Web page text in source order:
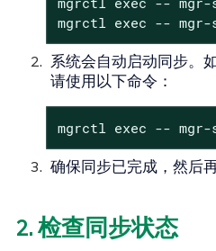
mgrctl exec -- mgr-
系统会自动启动同步。
请使用以下命令：
mgrctl exec -- mgr-
确保同步已完成，然后
2. 检查同步状态